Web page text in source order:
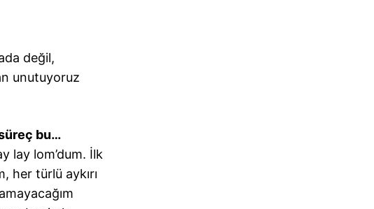
değil,
unutuyoruz
süreç bu…
lay lom’dum. İlk
her türlü aykırı